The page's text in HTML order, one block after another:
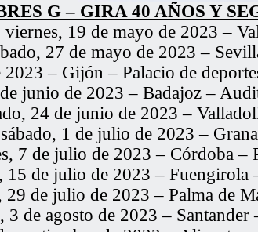
G – GIRA 40 AÑOS Y
viernes, 19 de mayo de 2023 –
27 de mayo de 2023 –
– Gijón – Palacio de
junio de 2023 – Badajoz –
24 de junio de 2023 –
sábado, 1 de julio de 2023 –
7 de julio de 2023 – Córdoba –
15 de julio de 2023 – Fuengirola
29 de julio de 2023 – Palma de
3 de agosto de 2023 – Santander